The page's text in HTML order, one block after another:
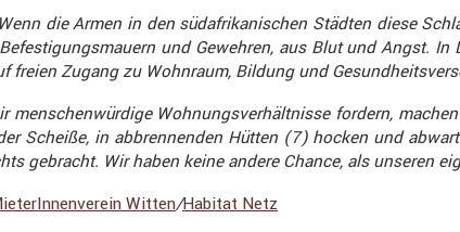
die Armen in den südafri­ka­ni­schen Städten diese
und Gewehren, aus Blut und Angst.
freien Zugang zu Wohnraum, Bildung und
menschen­wür­dige Wohnungs­ver­hält­nisse fordern,
Scheiße, in abbren­nenden Hütten (7) hocken und
gebracht. Wir haben keine andere Chance, als unseren
Witten/Habitat Netz